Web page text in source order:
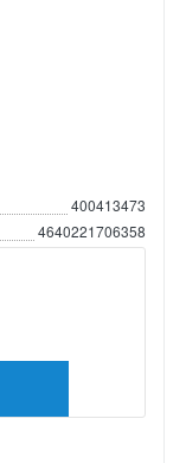
400413473
4640221706358